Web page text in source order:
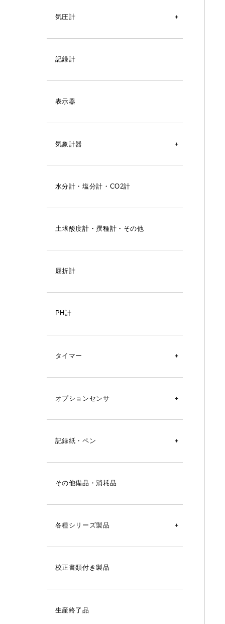
気圧計
デジタル気圧計
自記記録計（気圧）
記録計
表示器
気象計器
風向風速計
雨量計
気圧計
ロガー
百葉箱
水分計・塩分計・CO2計
土壌酸度計・撰種計・その他
屈折計
PH計
タイマー
タイマー
ストップウォッチ
砂時計
オプションセンサ
SK-L751用
SK-L754用
SK-L700R-T用
SK-L700R-TH用
SK-L200TⅡシリーズ用
SK-L200THⅡαシリーズ用
SK-L400T, SK-1110, SK-1120, SK-
記録紙・ペン
シグマⅡ型温湿度記録計用
シグマⅡ型温度記録計用
シグマⅡ型湿度記録計用
シグマⅡ型気圧記録計用
シグマⅡ型隔測式温度記録計用
シグマミニキューブ温湿度記録計用
その他備品・消耗品
各種シリーズ製品
SK-270WP
SK-1260
SK-110TRH-B
校正書類付き製品
生産終了品